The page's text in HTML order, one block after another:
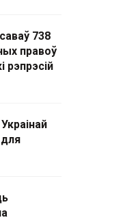
738
правоў
рэпрэсій